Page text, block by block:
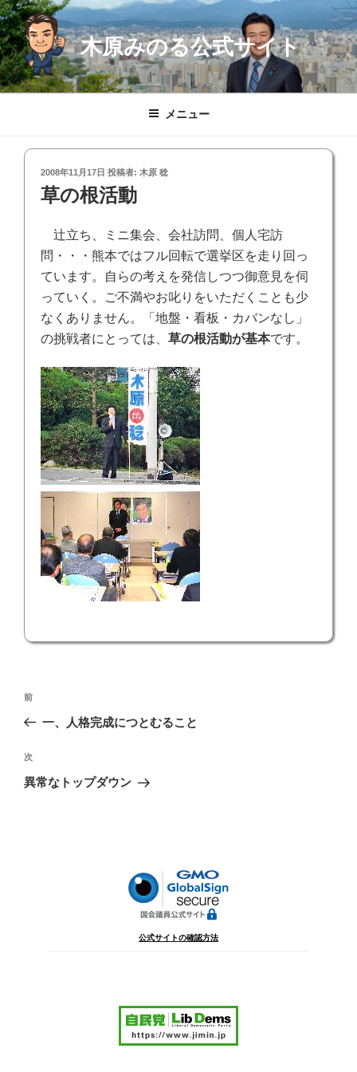
コ
ン
テ
ン
ツ
木原みのる公式サイト
メニュー
投
稿
日:
2008年11月17日 投稿者: 木原 稔
草の根活動
辻立ち、
ミニ集会、会社訪問、個人宅訪
問・・・熊本ではフル回転で選挙区を走り回っ
ています。自らの考えを発信しつつ御意見を伺
っていく。ご不満やお叱りをいただくことも少
なくありません。「地盤・看板・カバンなし」
の挑戦者にとっては、 草の根活動が基本です。
投
ビ
ゲ
前
の
稿
前
一、人格完成につとむること
次
の
次
異常なトップダウン
公式サイトの確認方法